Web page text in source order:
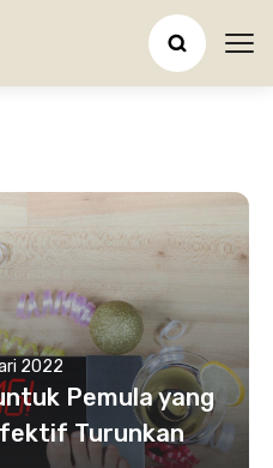
2022
Pemula yang
Turunkan